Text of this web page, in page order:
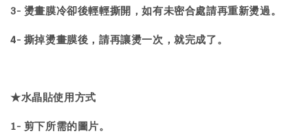
3- 燙畫膜冷卻後輕輕撕開，如有未密合處請再重新燙過。
4- 撕掉燙畫膜後，請再讓燙一次，就完成了。
★水晶貼使用方式
1- 剪下所需的圖片。